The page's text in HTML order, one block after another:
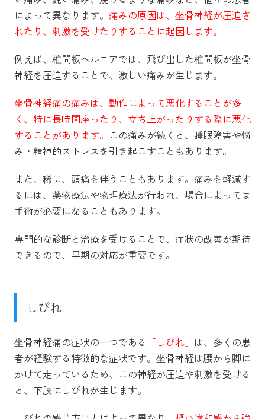
によって異なります。 痛みの原因は、坐骨神経が圧迫さ
れたり、刺激を受けたりすることに起因します。
例えば、椎間板ヘルニアでは、飛び出した椎間板が坐骨
神経を圧迫することで、激しい痛みが生じます。
坐骨神経痛の痛みは、動作によって悪化することが多
く、特に長時間座ったり、立ち上がったりする際に悪化
することがあります。 この痛みが続くと、睡眠障害や悩
み・精神的ストレスを引き起こすこともあります。
また、稀に、頭痛を伴うこともあります。 痛みを軽減す
るには、薬物療法や物理療法が行われ、場合によっては
手術が必要になることもあります。
専門的な診断と治療を受けることで、症状の改善が期待
できるので、早期の対応が重要です。
しびれ
坐骨神経痛の症状の一つである 「しびれ」 は、多くの患
者が経験する特徴的な症状です。坐骨神経は腰から脚に
かけて走っているため、この神経が圧迫や刺激を受ける
と、下肢にしびれが生じます。